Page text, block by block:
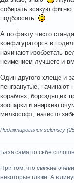
собирать всякую фигню
подбросить
А по факту чисто
конфигураторов в
начинают изобретать
неимением лучшего и
Один другого хлеще и
пенгванутые, начинают
кораблях, бороздящих
зоопарки и анархию
мелкософт, начисто
Редактировался selenscy
База сама по себе
При том, что свежие
некоторые глюки. А в